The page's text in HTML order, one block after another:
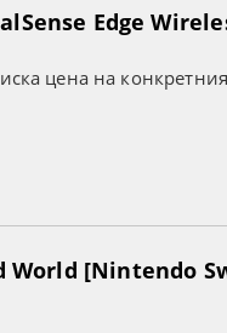
Edge
цена на
World [Nintendo